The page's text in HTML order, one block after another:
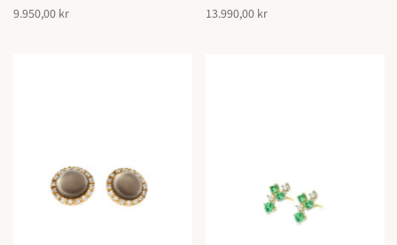
9.950,00 kr 13.990,00 kr